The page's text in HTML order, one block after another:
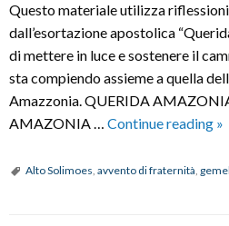
Questo materiale utilizza
dall’esortazione apostolica
di mettere in luce e sostenere il
sta compiendo assieme a quella
Amazzonia. QUERIDA
AMAZONIA … Continue reading »
Alto Solimoes, avvento di fraternità,